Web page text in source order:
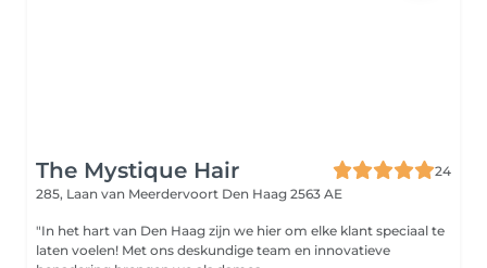
The Mystique Hair
24
285, Laan van Meerdervoort Den Haag 2563 AE
"In het hart van Den Haag zijn we hier om elke klant speciaal te
laten voelen! Met ons deskundige team en innovatieve